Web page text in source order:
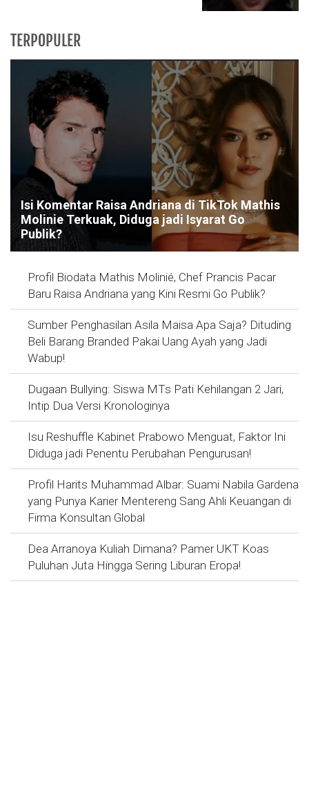
TERPOPULER
Isi Komentar Raisa Andriana di TikTok Mathis
Molinie Terkuak, Diduga jadi Isyarat Go
Publik?
Profil Biodata Mathis Molinié, Chef Prancis Pacar
Baru Raisa Andriana yang Kini Resmi Go Publik?
Sumber Penghasilan Asila Maisa Apa Saja? Dituding
Beli Barang Branded Pakai Uang Ayah yang Jadi
Wabup!
Dugaan Bullying: Siswa MTs Pati Kehilangan 2 Jari,
Intip Dua Versi Kronologinya
Isu Reshuffle Kabinet Prabowo Menguat, Faktor Ini
Diduga jadi Penentu Perubahan Pengurusan!
Profil Harits Muhammad Albar: Suami Nabila Gardena
yang Punya Karier Mentereng Sang Ahli Keuangan di
Firma Konsultan Global
Dea Arranoya Kuliah Dimana? Pamer UKT Koas
Puluhan Juta Hingga Sering Liburan Eropa!